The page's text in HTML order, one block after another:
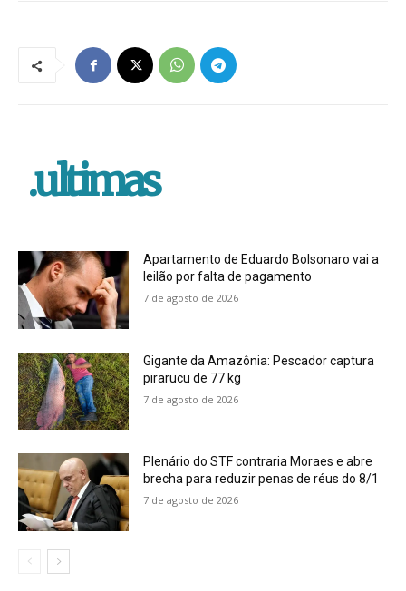
.ultimas
Apartamento de Eduardo Bolsonaro vai a
leilão por falta de pagamento
7 de agosto de 2026
Gigante da Amazônia: Pescador captura
pirarucu de 77 kg
7 de agosto de 2026
Plenário do STF contraria Moraes e abre
brecha para reduzir penas de réus do 8/1
7 de agosto de 2026